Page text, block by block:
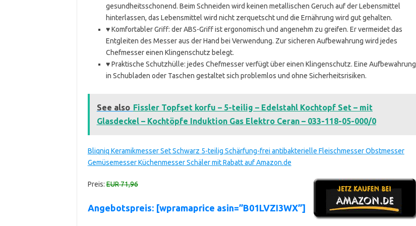
gesundheitsschonend. Beim Schneiden wird keinen metallischen Geruch auf der Lebensmittel
hinterlassen, das Lebensmittel wird nicht zerquetscht und die Ernährung wird gut gehalten.
♥ Komfortabler Griff: der ABS-Griff ist ergonomisch und angenehm zu greifen. Er vermeidet das
Entgleiten des Messer aus der Hand bei Verwendung. Zur sicheren Aufbewahrung wird jedes
Chefmesser einen Klingenschutz belegt.
♥ Praktische Schutzhülle: jedes Chefmesser verfügt über einen Klingenschutz. Eine Aufbewahrung
in Schubladen oder Taschen gestaltet sich problemlos und ohne Sicherheitsrisiken.
See also Fissler Topfset korfu – 5-teilig – Edelstahl Kochtopf Set – mit
Glasdeckel – Kochtöpfe Induktion Gas Elektro Ceran – 033-118-05-000/0
Bliqniq Keramikmesser Set Schwarz 5-teilig Schärfung-frei antibakterielle Fleischmesser Obstmesser
Gemüsemesser Küchenmesser Schäler mit Rabatt auf Amazon.de
Preis:EUR 71,96
Angebotspreis: [wpramaprice asin=”B01LVZI3WX”]